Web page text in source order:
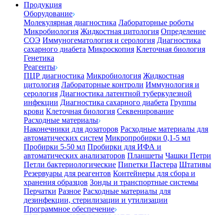
Продукция
Оборудование
Молекулярная диагностика Лабораторные роботы
Микробиология Жидкостная цитология Определение
СОЭ Иммуногематология и серология Диагностика
сахарного диабета Микроскопия Клеточная биология
Генетика
Реагенты
ПЦР диагностика Микробиология Жидкостная
цитология Лабораторные контроли Иммунология и
серология Диагностика латентной туберкулезной
инфекции Диагностика сахарного диабета Группы
крови Клеточная биология Секвенирование
Расходные материалы
Наконечники для дозаторов Расходные материалы для
автоматических систем Микропробирки 0,1-5 мл
Пробирки 5-50 мл Пробирки для ИФА и
автоматических анализаторов Планшеты Чашки Петри
Петли бактериологические Пипетки Пастера Штативы
Резервуары для реагентов Контейнеры для сбора и
хранения образцов Зонды и транспортные системы
Перчатки Разное Расходные материалы для
дезинфекции, стерилизации и утилизации
Программное обеспечение